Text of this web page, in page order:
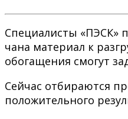
Специалисты «ПЭСК»
чана материал к
обогащения смогут
Сейчас отбираются
положительного